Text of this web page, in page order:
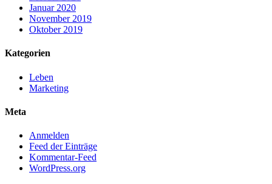
Januar 2020
November 2019
Oktober 2019
Kategorien
Leben
Marketing
Meta
Anmelden
Feed der Einträge
Kommentar-Feed
WordPress.org